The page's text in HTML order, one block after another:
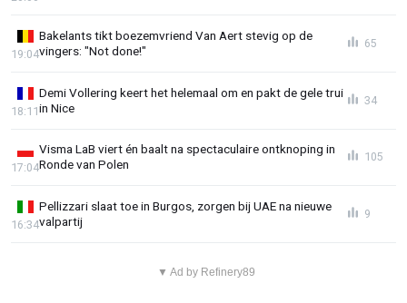
Bakelants tikt boezemvriend Van Aert stevig op de
vingers: "Not done!"
19:04
65
Demi Vollering keert het helemaal om en pakt de gele trui
in Nice
18:11
34
Visma LaB viert én baalt na spectaculaire ontknoping in
Ronde van Polen
17:04
105
Pellizzari slaat toe in Burgos, zorgen bij UAE na nieuwe
valpartij
16:34
9
▼ Ad by Refinery89